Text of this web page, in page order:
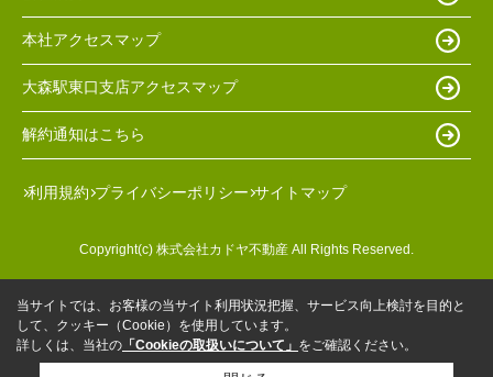
本社アクセスマップ
大森駅東口支店アクセスマップ
解約通知はこちら
利用規約 プライバシーポリシー サイトマップ
Copyright(c) 株式会社カドヤ不動産 All Rights Reserved.
当サイトでは、お客様の当サイト利用状況把握、サービス向上検討を目的と
して、クッキー（Cookie）を使用しています。
詳しくは、当社の 「Cookieの取扱いについて」 をご確認ください。